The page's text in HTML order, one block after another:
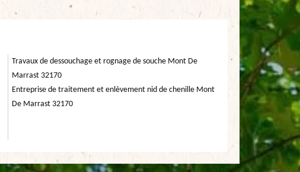
Travaux de dessouchage et rognage de souche Mont De
Marrast 32170
Entreprise de traitement et enlèvement nid de chenille Mont
De Marrast 32170